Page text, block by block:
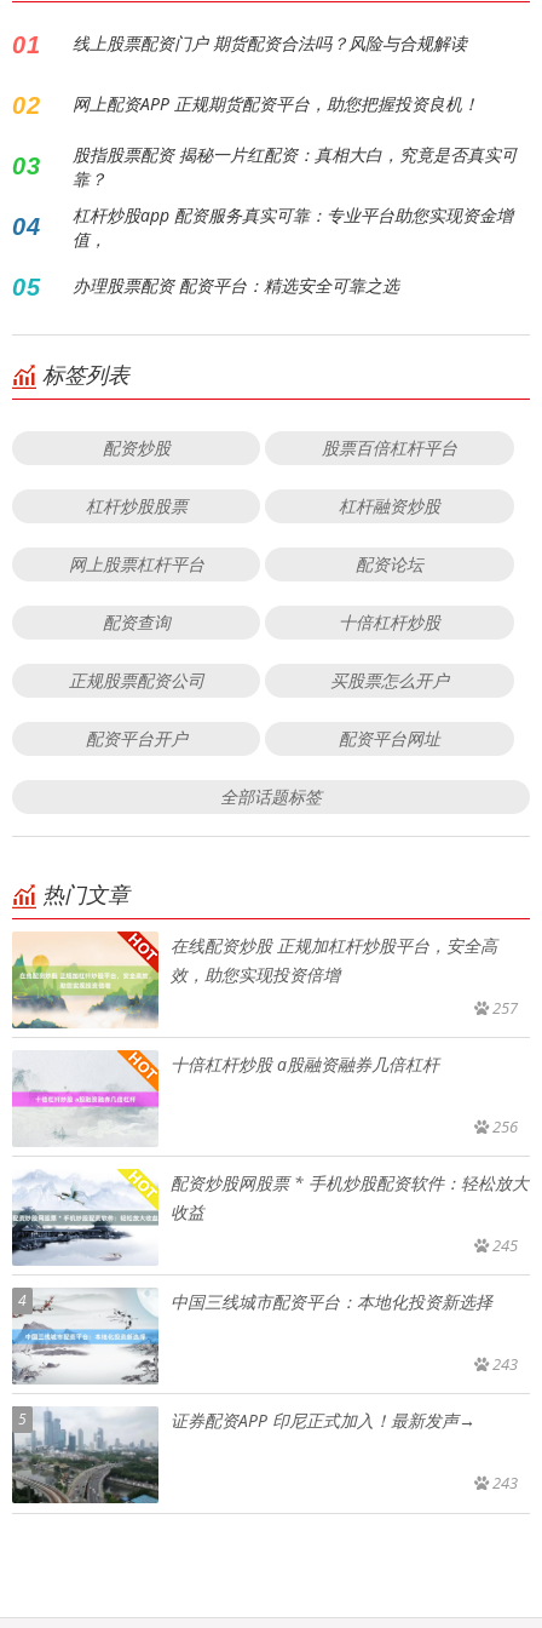
01 线上股票配资门户 期货配资合法吗？风险与合规解读
02 网上配资APP 正规期货配资平台，助您把握投资良机！
03
股指股票配资 揭秘一片红配资：真相大白，究竟是否真实可
靠？
04
杠杆炒股app 配资服务真实可靠：专业平台助您实现资金增
值，
05 办理股票配资 配资平台：精选安全可靠之选
标签列表
配资炒股 股票百倍杠杆平台
杠杆炒股股票 杠杆融资炒股
网上股票杠杆平台 配资论坛
配资查询 十倍杠杆炒股
正规股票配资公司 买股票怎么开户
配资平台开户 配资平台网址
全部话题标签
热门文章
在线配资炒股 正规加杠杆炒股平台，安全高
效，助您实现投资倍增
257
十倍杠杆炒股 a股融资融券几倍杠杆
256
配资炒股网股票 * 手机炒股配资软件：轻松放大
收益
245
4 中国三线城市配资平台：本地化投资新选择
243
5 证券配资APP 印尼正式加入！最新发声→
243